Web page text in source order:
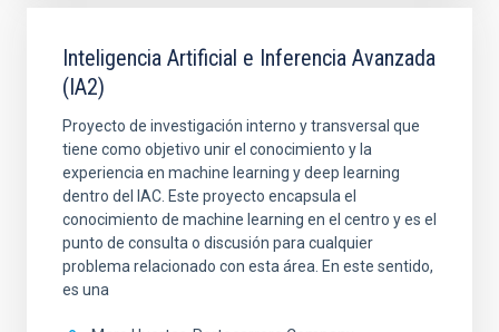
Inteligencia Artificial e Inferencia Avanzada
(IA2)
Proyecto de investigación interno y transversal que
tiene como objetivo unir el conocimiento y la
experiencia en machine learning y deep learning
dentro del IAC. Este proyecto encapsula el
conocimiento de machine learning en el centro y es el
punto de consulta o discusión para cualquier
problema relacionado con esta área. En este sentido,
es una